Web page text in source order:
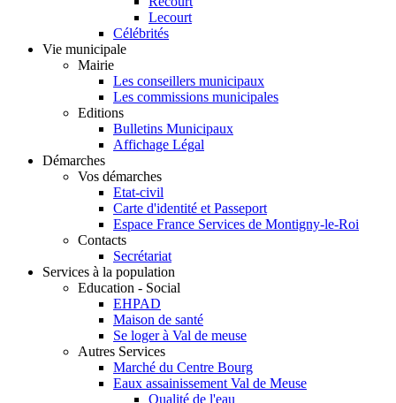
Lecourt
Célébrités
Vie municipale
Mairie
Les conseillers municipaux
Les commissions municipales
Editions
Bulletins Municipaux
Affichage Légal
Démarches
Vos démarches
Etat-civil
Carte d'identité et Passeport
Espace France Services de Montigny-le-Roi
Contacts
Secrétariat
Services à la population
Education - Social
EHPAD
Maison de santé
Se loger à Val de meuse
Autres Services
Marché du Centre Bourg
Eaux assainissement Val de Meuse
Qualité de l'eau